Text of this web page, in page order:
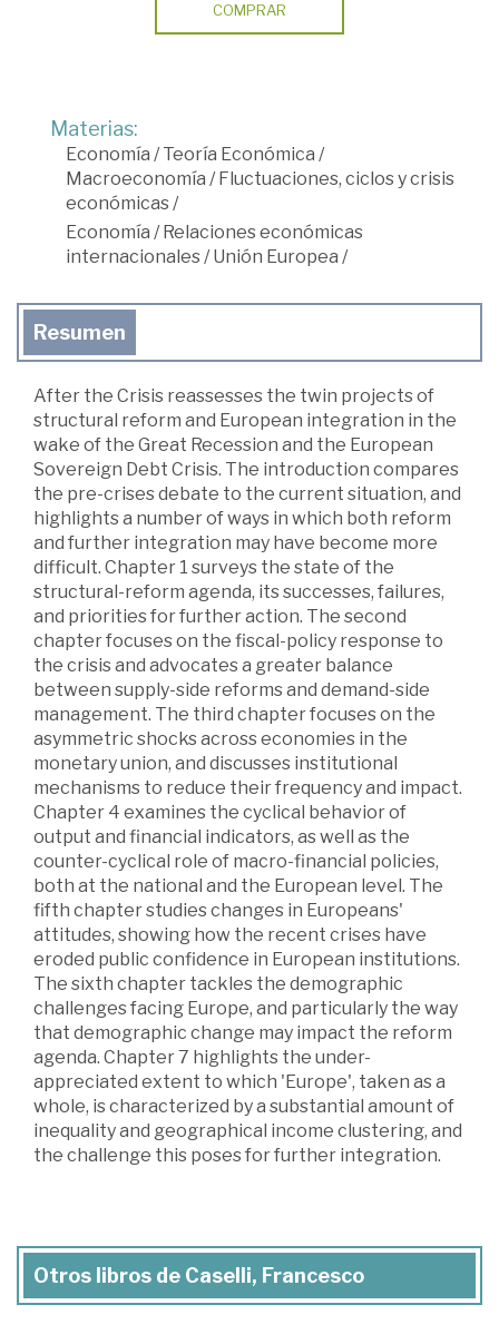
COMPRAR
Materias:
Economía /Teoría Económica /
Macroeconomía / Fluctuaciones, ciclos y crisis
económicas/
Economía / Relaciones económicas
internacionales/Unión Europea /
Resumen
After the Crisis reassesses the twin projects of
structural reform and European integration in the
wake of the Great Recession and the European
Sovereign Debt Crisis. The introduction compares
the pre-crises debate to the current situation, and
highlights a number of ways in which both reform
and further integration may have become more
difficult. Chapter 1 surveys the state of the
structural-reform agenda, its successes, failures,
and priorities for further action. The second
chapter focuses on the fiscal-policy response to
the crisis and advocates a greater balance
between supply-side reforms and demand-side
management. The third chapter focuses on the
asymmetric shocks across economies in the
monetary union, and discusses institutional
mechanisms to reduce their frequency and impact.
Chapter 4 examines the cyclical behavior of
output and financial indicators, as well as the
counter-cyclical role of macro-financial policies,
both at the national and the European level. The
fifth chapter studies changes in Europeans'
attitudes, showing how the recent crises have
eroded public confidence in European institutions.
The sixth chapter tackles the demographic
challenges facing Europe, and particularly the way
that demographic change may impact the reform
agenda. Chapter 7 highlights the under-
appreciated extent to which 'Europe', taken as a
whole, is characterized by a substantial amount of
inequality and geographical income clustering, and
the challenge this poses for further integration.
Otros libros de Caselli, Francesco